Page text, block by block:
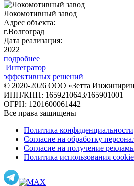
Локомотивный завод
Адрес объекта:
г.Волгоград
Дата реализация:
2022
подробнее
Интегратор
эффективных решений
© 2020-2026 ООО «Зетта
ИНН/КПП: 1659210643/165901001
ОГРН: 1201600061442
Все права защищены
Политика конфиденциальности
Согласие на обработку
Согласие на получение
Политика использования cookie